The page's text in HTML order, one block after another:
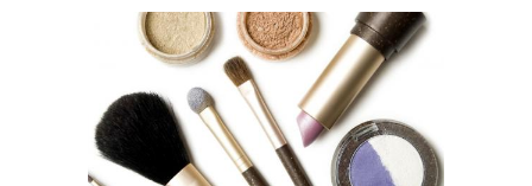
Айсы для зеленых глаз